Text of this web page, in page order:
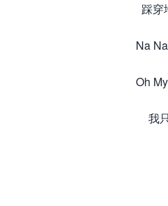
踩穿
Na
Oh
我